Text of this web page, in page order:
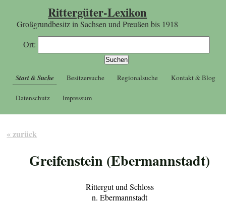
Rittergüter-Lexikon
Großgrundbesitz in Sachsen und Preußen bis 1918
Ort:
Start & Suche Besitzersuche Regionalsuche Kontakt & Blog
Datenschutz Impressum
« zurück
Greifenstein (Ebermannstadt)
Rittergut und Schloss
n. Ebermannstadt